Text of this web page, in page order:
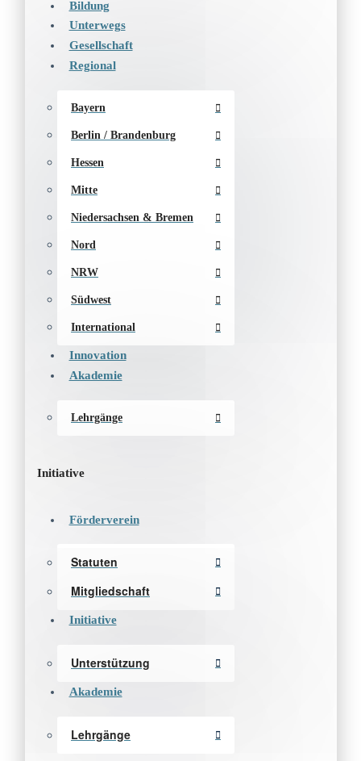
Bildung
Unterwegs
Gesellschaft
Regional
Bayern
Berlin / Brandenburg
Hessen
Mitte
Niedersachsen & Bremen
Nord
NRW
Südwest
International
Innovation
Akademie
Lehrgänge
Initiative
Förderverein
Statuten
Mitgliedschaft
Initiative
Unterstützung
Akademie
Lehrgänge